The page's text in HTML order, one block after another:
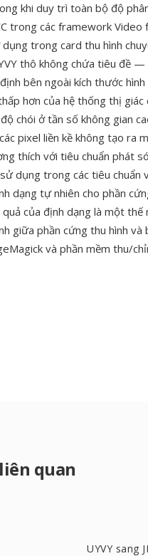
khi duy trì toàn bộ độ
trong các framework Video
trong card thu hình
thô không chứa tiêu đề —
bên ngoài kích thước hình
hơn của hệ thống thị
chói ở tần số không gian
pixel liền kề không tạo ra
thích với tiêu chuẩn phát
dụng trong các tiêu chuẩn
dạng tự nhiên cho phần
của định dạng là một
giữa phần cứng thu hình và
và phần mềm thu/
quan
UYVY sang